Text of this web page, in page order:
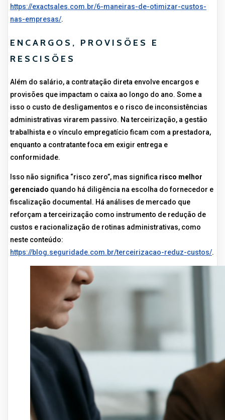
https://exactsales.com.br/6-maneiras-de-otimizar-custos-
nas-empresas/.
ENCARGOS, PROVISÕES E
RESCISÕES
Além do salário, a contratação direta envolve encargos e
provisões que impactam o caixa ao longo do ano. Some a
isso o custo de desligamentos e o risco de inconsistências
administrativas virarem passivo. Na terceirização, a gestão
trabalhista e o vínculo empregatício ficam com a prestadora,
enquanto a contratante foca em exigir entrega e
conformidade.
Isso não significa “risco zero”, mas significa risco melhor
gerenciado quando há diligência na escolha do fornecedor e
fiscalização documental. Há análises de mercado que
reforçam a terceirização como instrumento de redução de
custos e racionalização de rotinas administrativas, como
neste conteúdo:
https://blog.seguridade.com.br/terceirizacao-reduz-custos/.